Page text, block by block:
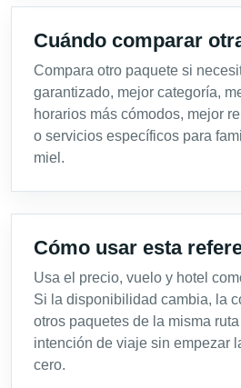
Cuándo comparar
Compara otro paquete si
garantizado, mejor categoría,
horarios más cómodos, mejor
o servicios específicos para
miel.
Cómo usar esta
Usa el precio, vuelo y hotel
Si la disponibilidad cambia, la
otros paquetes de la misma
intención de viaje sin empezar
cero.